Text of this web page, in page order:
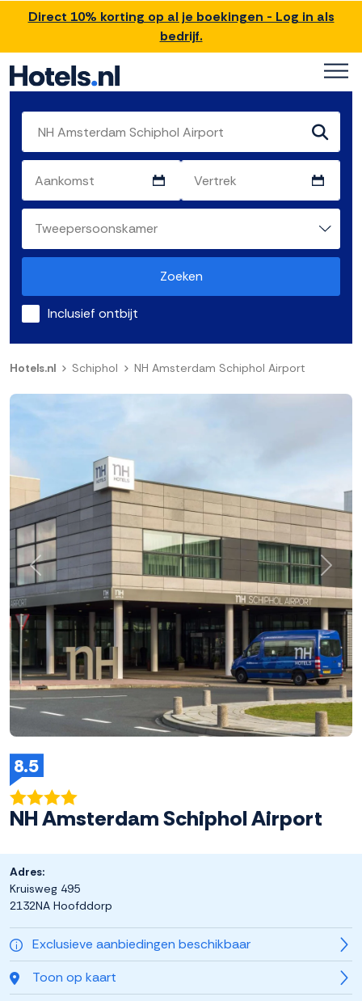
Direct 10% korting op al je boekingen - Log in als
bedrijf.
Zoeken
Inclusief ontbijt
Hotels.nl Schiphol NH Amsterdam Schiphol Airport
8.5
NH Amsterdam Schiphol Airport
Exclusieve aanbiedingen beschikbaar
Toon op kaart
Adres:
Kruisweg 495
2132NA Hoofddorp